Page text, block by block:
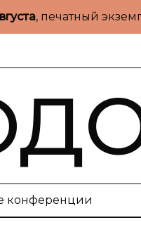
, печатный
конференции